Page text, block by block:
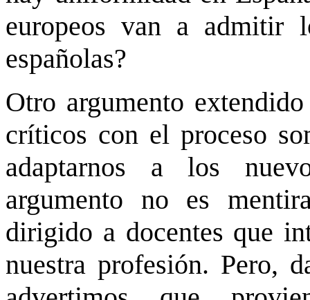
europeos van a admitir
españolas?
Otro argumento
críticos con el proceso
adaptarnos a los
argumento no es
dirigido a docentes que
nuestra profesión. Pero,